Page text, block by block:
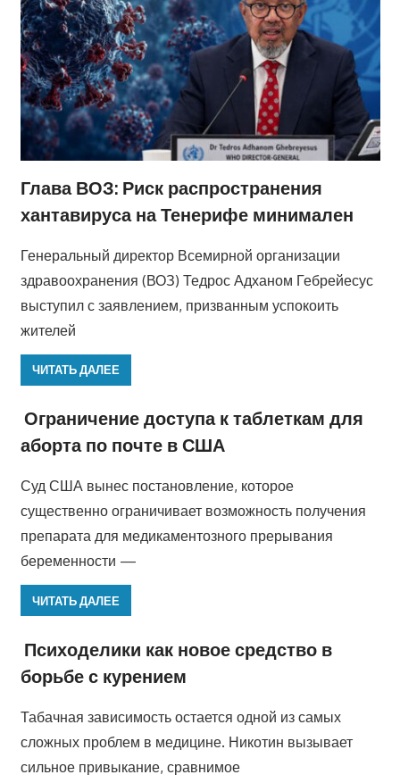
Глава ВОЗ: Риск распространения
хантавируса на Тенерифе минимален
Генеральный директор Всемирной организации
здравоохранения (ВОЗ) Тедрос Адханом Гебрейесус
выступил с заявлением, призванным успокоить
жителей
ЧИТАТЬ ДАЛЕЕ
Ограничение доступа к таблеткам для
аборта по почте в США
Суд США вынес постановление, которое
существенно ограничивает возможность получения
препарата для медикаментозного прерывания
беременности —
ЧИТАТЬ ДАЛЕЕ
Психоделики как новое средство в
борьбе с курением
Табачная зависимость остается одной из самых
сложных проблем в медицине. Никотин вызывает
сильное привыкание, сравнимое